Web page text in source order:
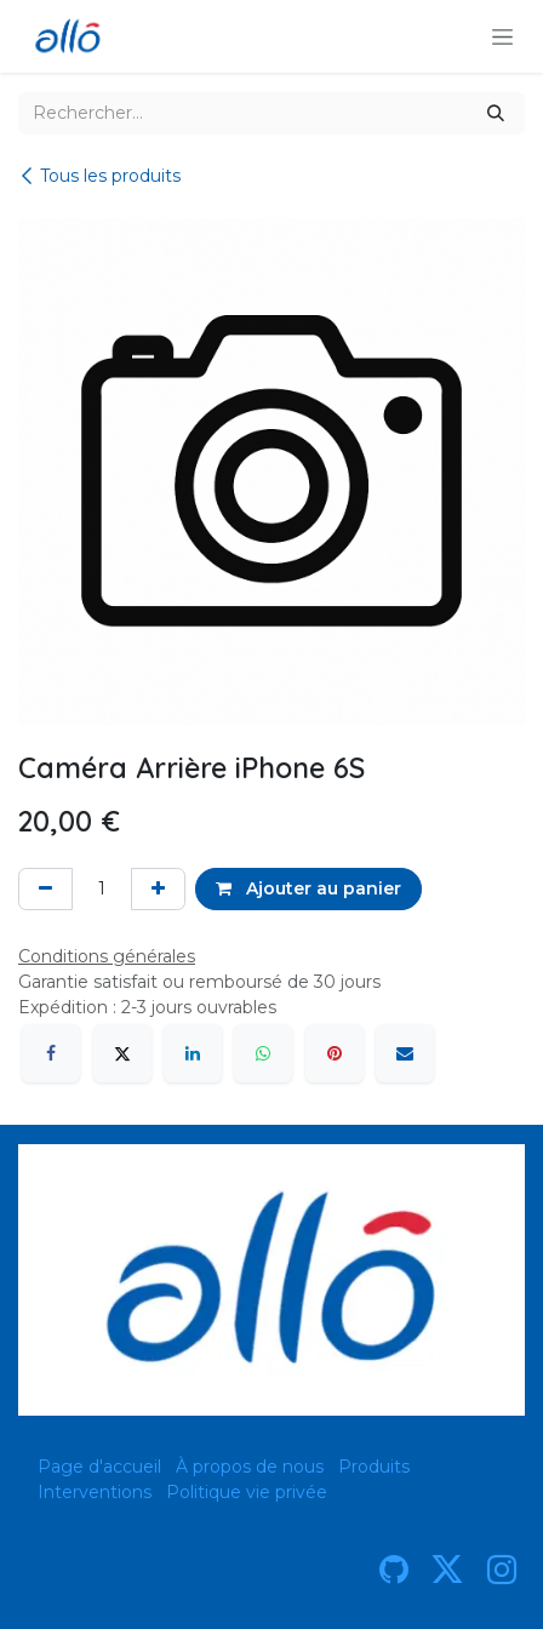
Tous les produits
Caméra Arrière iPhone 6S
20,00 €
Ajouter au panier
Conditions générales
Garantie satisfait ou remboursé de 30 jours
Expédition : 2-3 jours ouvrables
Page d'accueil À propos de nous
Produits
Interventions
Politique vie privée